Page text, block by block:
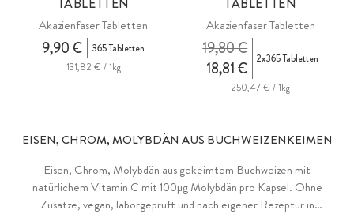
Akazienfaser Tabletten
9,90 €
365 Tabletten
131,82 € / 1kg
Akazienfaser Tabletten
18,81 €
19,80 € 2x365 Tabletten
250,47 € / 1kg
EISEN, CHROM, MOLYBDÄN AUS BUCHWEIZENKEIMEN
Eisen, Chrom, Molybdän aus gekeimtem Buchweizen mit
natürlichem Vitamin C mit 100µg Molybdän pro Kapsel. Ohne
Zusätze, vegan, laborgeprüft und nach eigener Rezeptur in